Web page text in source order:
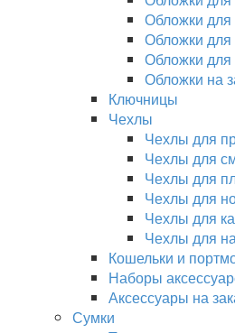
Обложки для
Обложки для
Обложки для
Обложки на
Ключницы
Чехлы
Чехлы для
Чехлы для
Чехлы для
Чехлы для
Чехлы для
Чехлы для
Кошельки и
Наборы
Аксессуары на
Сумки